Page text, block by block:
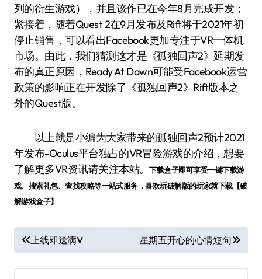
列的衍生游戏），并且该作已在今年8月完成开发；
紧接着，随着Quest 2在9月发布及Rift将于2021年初
停止销售，可以看出Facebook更加专注于VR一体机
市场。由此，我们猜测这才是《孤独回声2》延期发
布的真正原因，Ready At Dawn可能受Facebook运营
政策的影响正在开发除了《孤独回声2》Rift版本之
外的Quest版。
以上就是小编为大家带来的孤独回声2预计2021
年发布-Oculus平台独占的VR冒险游戏的介绍，想要
了解更多VR资讯请关注本站。下载盒子即可享受一键下载游
戏、搜索礼包、查找攻略等一站式服务，喜欢玩破解版的玩家就下载【破
解游戏盒子】
文
章
导
上线即送满V 星期五开心的心情短句